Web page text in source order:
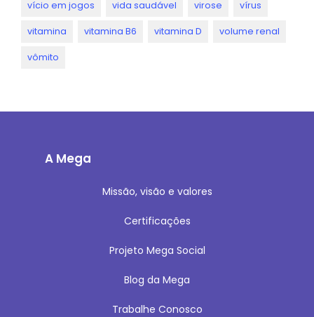
vício em jogos vida saudável virose vírus
vitamina vitamina B6 vitamina D volume renal
vômito
A Mega
Missão, visão e valores
Certificações
Projeto Mega Social
Blog da Mega
Trabalhe Conosco